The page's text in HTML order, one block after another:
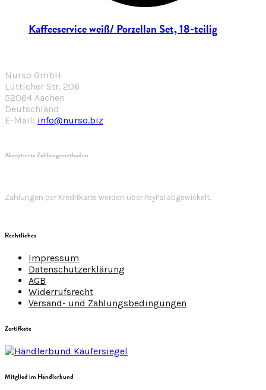
Kaffeeservice weiß/ Porzellan Set, 18-teilig
Nurso GmbH
Lütticher Str. 206
52064 Aachen
Deutschland
E-Mail: info@nurso.biz
Akzeptierte Zahlungsmethoden
Zahlungen per Kreditkarte werden über PayPal abgewickelt.
Rechtliches
Impressum
Datenschutzerklärung
AGB
Widerrufsrecht
Versand- und Zahlungsbedingungen
Zertifkate
Mitglied im Händlerbund